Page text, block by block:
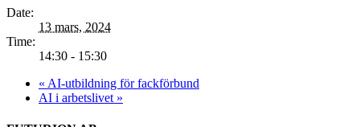
Date:
13 mars, 2024
Time:
14:30 - 15:30
« AI-utbildning för fackförbund
AI i arbetslivet »